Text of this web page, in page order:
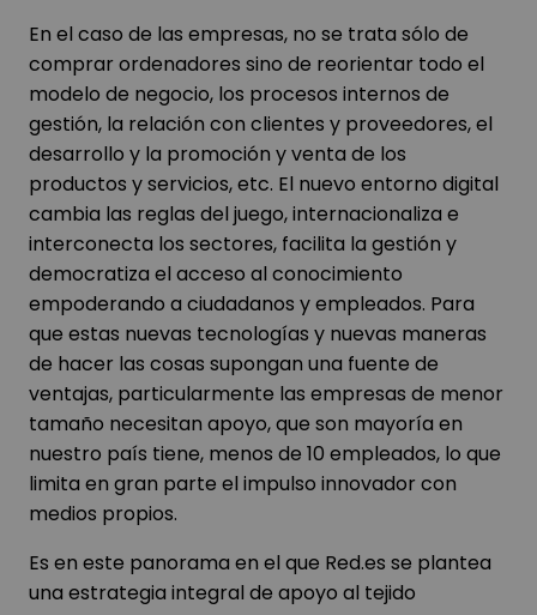
En el caso de las empresas, no se trata sólo de
comprar ordenadores sino de reorientar todo el
modelo de negocio, los procesos internos de
gestión, la relación con clientes y proveedores, el
desarrollo y la promoción y venta de los
productos y servicios, etc. El nuevo entorno digital
cambia las reglas del juego, internacionaliza e
interconecta los sectores, facilita la gestión y
democratiza el acceso al conocimiento
empoderando a ciudadanos y empleados. Para
que estas nuevas tecnologías y nuevas maneras
de hacer las cosas supongan una fuente de
ventajas, particularmente las empresas de menor
tamaño necesitan apoyo, que son mayoría en
nuestro país tiene, menos de 10 empleados, lo que
limita en gran parte el impulso innovador con
medios propios.
Es en este panorama en el que Red.es se plantea
una estrategia integral de apoyo al tejido